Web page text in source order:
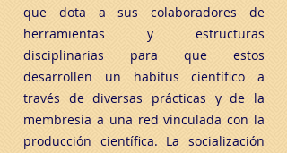
que dota a sus colaboradores de
herramientas y estructuras
disciplinarias para que estos
desarrollen un habitus científico a
través de diversas prácticas y de la
membresía a una red vinculada con la
producción científica. La socialización